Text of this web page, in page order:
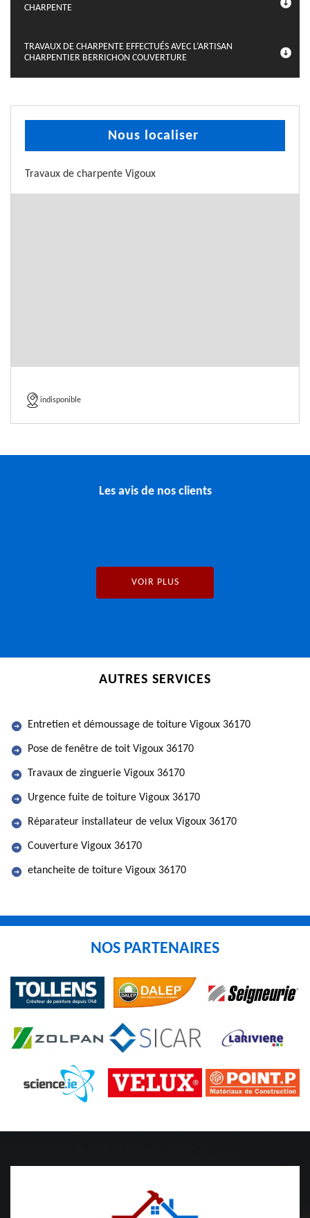
CHARPENTE
TRAVAUX DE CHARPENTE EFFECTUÉS AVEC L’ARTISAN
CHARPENTIER BERRICHON COUVERTURE
Nous localiser
Travaux de charpente Vigoux
indisponible
Les avis de nos clients
VOIR PLUS
AUTRES SERVICES
Entretien et démoussage de toiture Vigoux 36170
Pose de fenêtre de toit Vigoux 36170
Travaux de zinguerie Vigoux 36170
Urgence fuite de toiture Vigoux 36170
Réparateur installateur de velux Vigoux 36170
Couverture Vigoux 36170
etancheite de toiture Vigoux 36170
NOS PARTENAIRES